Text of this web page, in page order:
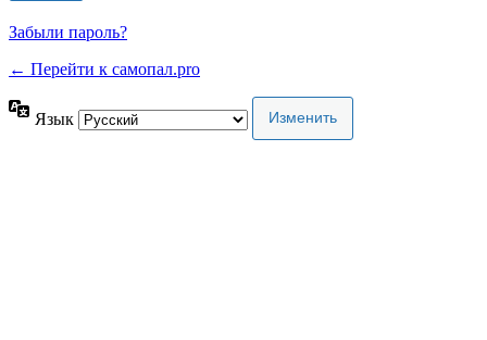
Забыли пароль?
← Перейти к самопал.pro
Язык